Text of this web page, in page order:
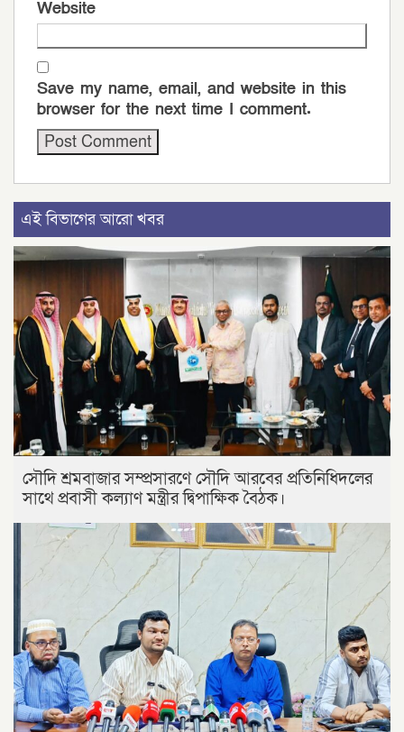
Website
Save my name, email, and website in this
browser for the next time I comment.
এই বিভাগের আরো খবর
সৌদি শ্রমবাজার সম্প্রসারণে সৌদি আরবের প্রতিনিধিদলের
সাথে প্রবাসী কল্যাণ মন্ত্রীর দ্বিপাক্ষিক বৈঠক।